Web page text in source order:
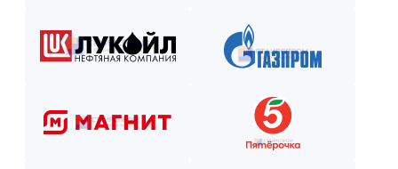
Рассчитаем стоимость, подберём вариант расчёта и начнём
Оставьте заявку на сайте или по телефону.